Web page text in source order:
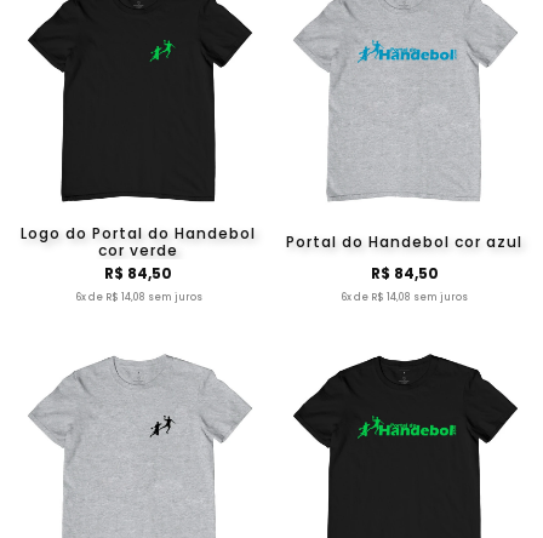
Logo do Portal do Handebol
cor verde
R$ 84,50
6x de R$ 14,08 sem juros
Portal do Handebol cor azul
R$ 84,50
6x de R$ 14,08 sem juros